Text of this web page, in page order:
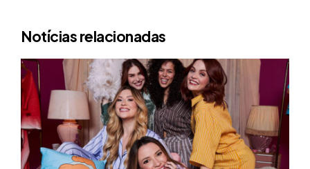
Notícias relacionadas